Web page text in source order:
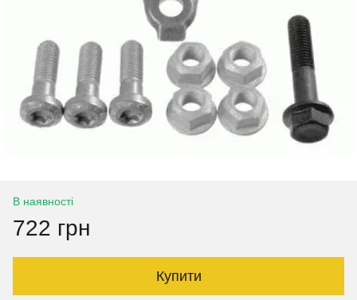
В наявності
722 грн
Купити